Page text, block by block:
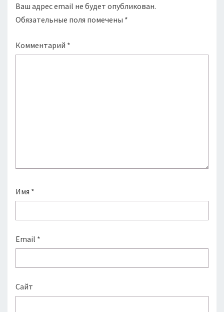
Ваш адрес email не будет опубликован.
Обязательные поля помечены *
Комментарий *
Имя *
Email *
Сайт